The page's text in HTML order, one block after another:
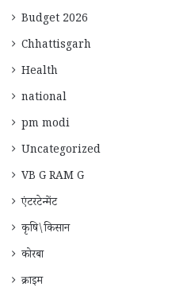
Budget 2026
Chhattisgarh
Health
national
pm modi
Uncategorized
VB G RAM G
एंटरटेन्मेंट
कृषि\किसान
कोरबा
क्राइम